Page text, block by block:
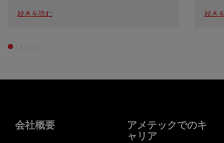
続きを読む 続き
会社概要
アメテックでのキ
ャリア